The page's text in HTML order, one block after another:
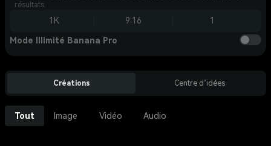
résultats.
1K 9:16 1
Mode Illimité Banana Pro
Créations Centre d’idées
Tout Image Vidéo Audio